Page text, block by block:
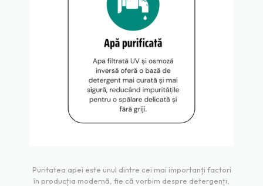
Puritatea apei este unul dintre cei mai importanți factori
în producția modernă, fie că vorbim despre detergenți,